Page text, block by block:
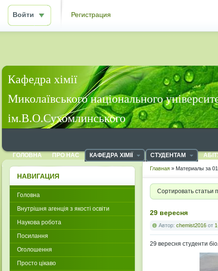
Войти Регистрация
Кафедра хімії
Миколаївського національного
ім.В.О.Сухомлинського
ГОЛОВНА ПРО НАС КАФЕДРА ХІМІЇ СТУДЕНТАМ
Главная » Материалы за
Сортировать статьи
29 вересня
Автор: chemist2016 от
29 вересня студенти
НАВИГАЦИЯ
Головна
Внутрішня агенція з якості освіти
Наукова робота
Посилання
Оголошення
Просто цікаво